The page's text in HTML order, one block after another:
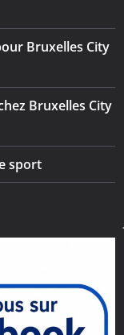
Bruxelles City
Bruxelles City
sport